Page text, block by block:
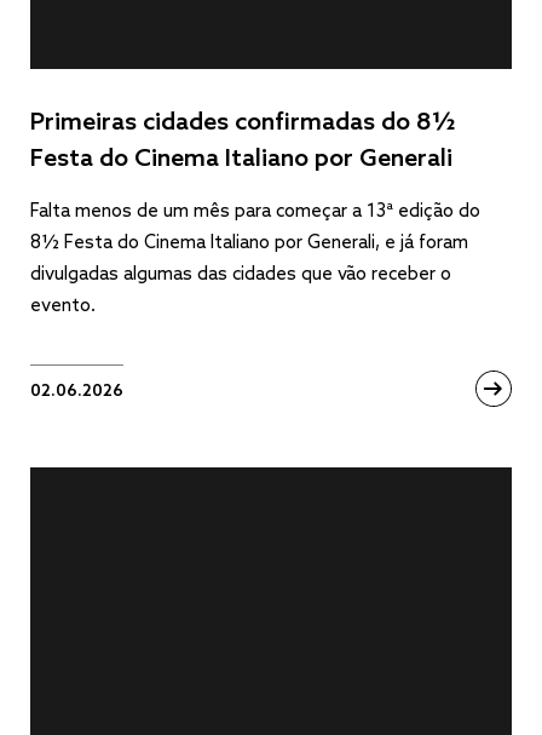
Primeiras cidades confirmadas do 8½
Festa do Cinema Italiano por Generali
Falta menos de um mês para começar a 13ª edição do
8½ Festa do Cinema Italiano por Generali, e já foram
divulgadas algumas das cidades que vão receber o
evento.
02.06.2026